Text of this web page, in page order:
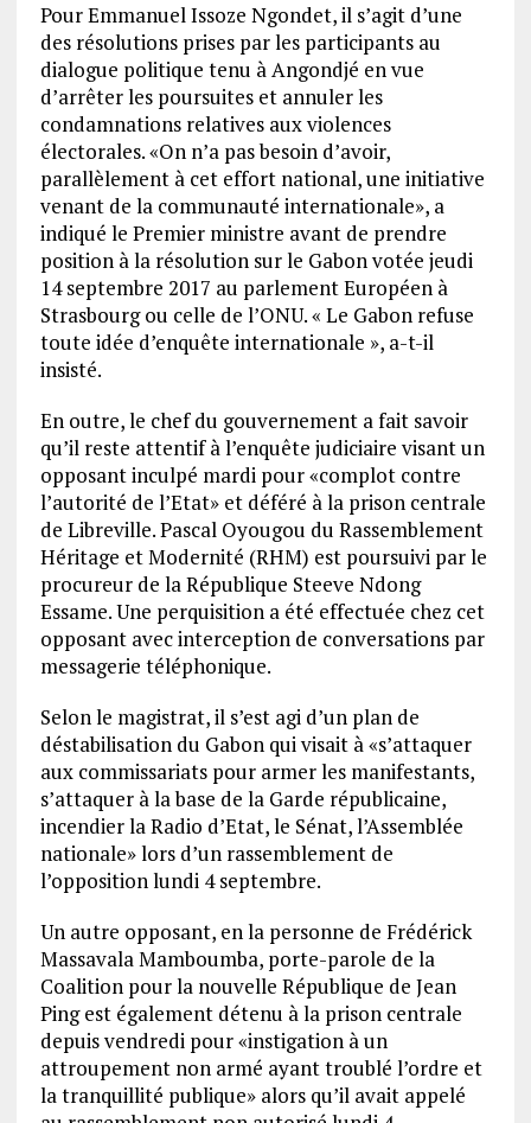
Pour Emmanuel Issoze Ngondet, il s’agit d’une
des résolutions prises par les participants au
dialogue politique tenu à Angondjé en vue
d’arrêter les poursuites et annuler les
condamnations relatives aux violences
électorales. «On n’a pas besoin d’avoir,
parallèlement à cet effort national, une initiative
venant de la communauté internationale», a
indiqué le Premier ministre avant de prendre
position à la résolution sur le Gabon votée jeudi
14 septembre 2017 au parlement Européen à
Strasbourg ou celle de l’ONU. « Le Gabon refuse
toute idée d’enquête internationale », a-t-il
insisté.
En outre, le chef du gouvernement a fait savoir
qu’il reste attentif à l’enquête judiciaire visant un
opposant inculpé mardi pour «complot contre
l’autorité de l’Etat» et déféré à la prison centrale
de Libreville. Pascal Oyougou du Rassemblement
Héritage et Modernité (RHM) est poursuivi par le
procureur de la République Steeve Ndong
Essame. Une perquisition a été effectuée chez cet
opposant avec interception de conversations par
messagerie téléphonique.
Selon le magistrat, il s’est agi d’un plan de
déstabilisation du Gabon qui visait à «s’attaquer
aux commissariats pour armer les manifestants,
s’attaquer à la base de la Garde républicaine,
incendier la Radio d’Etat, le Sénat, l’Assemblée
nationale» lors d’un rassemblement de
l’opposition lundi 4 septembre.
Un autre opposant, en la personne de Frédérick
Massavala Mamboumba, porte-parole de la
Coalition pour la nouvelle République de Jean
Ping est également détenu à la prison centrale
depuis vendredi pour «instigation à un
attroupement non armé ayant troublé l’ordre et
la tranquillité publique» alors qu’il avait appelé